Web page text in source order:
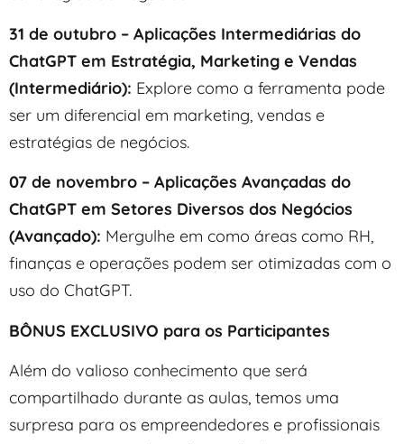
31 de outubro – Aplicações Intermediárias do
ChatGPT em Estratégia, Marketing e Vendas
(Intermediário): Explore como a ferramenta pode
ser um diferencial em marketing, vendas e
estratégias de negócios.
07 de novembro – Aplicações Avançadas do
ChatGPT em Setores Diversos dos Negócios
(Avançado): Mergulhe em como áreas como RH,
finanças e operações podem ser otimizadas com o
uso do ChatGPT.
BÔNUS EXCLUSIVO para os Participantes
Além do valioso conhecimento que será
compartilhado durante as aulas, temos uma
surpresa para os empreendedores e profissionais